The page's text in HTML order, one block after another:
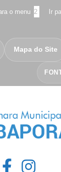
o menu 2 Ir
Mapa do Site